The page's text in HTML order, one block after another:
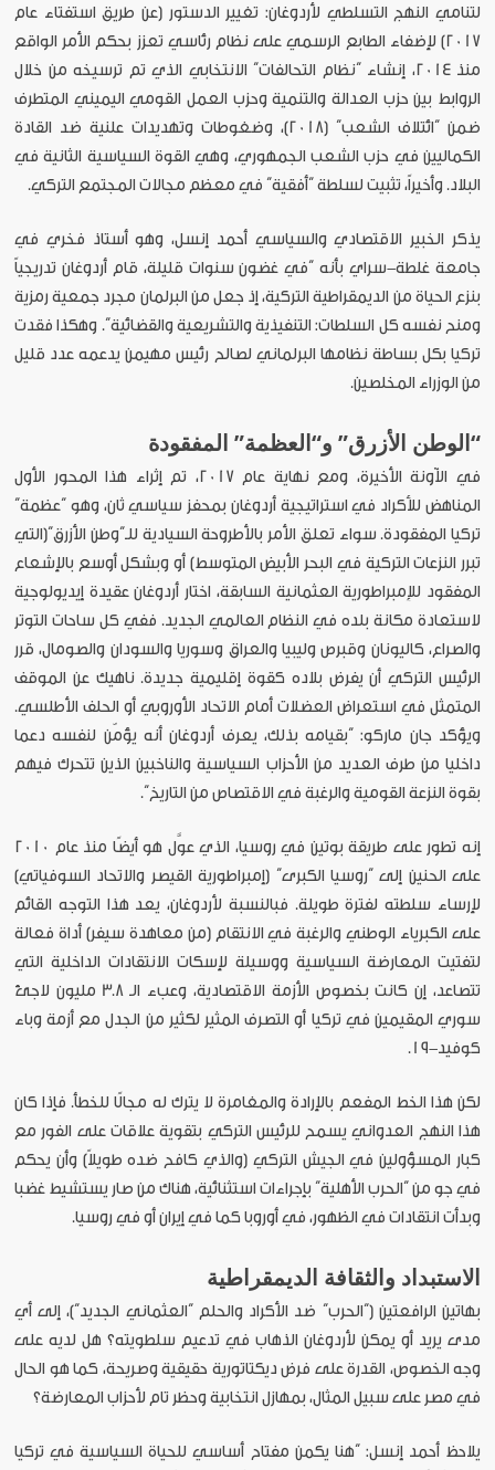
لتنامي النهج التسلطي لأردوغان: تغيير الدستور (عن طريق استفتاء عام
2017) لإضفاء الطابع الرسمي على نظام رئاسي تعزز بحكم الأمر الواقع
منذ 2014، إنشاء “نظام التحالفات” الانتخابي الذي تم ترسيخه من خلال
الروابط بين حزب العدالة والتنمية وحزب العمل القومي اليميني المتطرف
ضمن “ائتلاف الشعب” (2018)، وضغوطات وتهديدات علنية ضد القادة
الكماليين في حزب الشعب الجمهوري، وهي القوة السياسية الثانية في
البلاد. وأخيراً، تثبيت لسلطة “أفقية” في معظم مجالات المجتمع التركي.
يذكر الخبير الاقتصادي والسياسي أحمد إنسل، وهو أستاذ فخري في
جامعة غلطة-سراي بأنه “في غضون سنوات قليلة، قام أردوغان تدريجياً
بنزع الحياة من الديمقراطية التركية، إذ جعل من البرلمان مجرد جمعية رمزية
ومنح نفسه كل السلطات: التنفيذية والتشريعية والقضائية”. وهكذا فقدت
تركيا بكل بساطة نظامها البرلماني لصالح رئيس مهيمن يدعمه عدد قليل
من الوزراء المخلصين.
“الوطن الأزرق” و“العظمة” المفقودة
في الآونة الأخيرة، ومع نهاية عام 2017، تم إثراء هذا المحور الأول
المناهض للأكراد في استراتيجية أردوغان بمحفز سياسي ثان، وهو “عظمة”
تركيا المفقودة. سواء تعلق الأمر بالأطروحة السيادية للـ“وطن الأزرق”(التي
تبرر النزعات التركية في البحر الأبيض المتوسط) أو وبشكل أوسع بالإشعاع
المفقود للإمبراطورية العثمانية السابقة، اختار أردوغان عقيدة إيديولوجية
لاستعادة مكانة بلده في النظام العالمي الجديد. ففي كل ساحات التوتر
والصراع، كاليونان وقبرص وليبيا والعراق وسوريا والسودان والصومال، قرر
الرئيس التركي أن يفرض بلاده كقوة إقليمية جديدة. ناهيك عن الموقف
المتمثل في استعراض العضلات أمام الاتحاد الأوروبي أو الحلف الأطلسي.
ويؤكد جان ماركو: “بقيامه بذلك، يعرف أردوغان أنه يؤمّن لنفسه دعما
داخليا من طرف العديد من الأحزاب السياسية والناخبين الذين تتحرك فيهم
بقوة النزعة القومية والرغبة في الاقتصاص من التاريخ”.
إنه تطور على طريقة بوتين في روسيا، الذي عوَّل هو أيضًا منذ عام 2010
على الحنين إلى “روسيا الكبرى” (إمبراطورية القيصر والاتحاد السوفياتي)
لإرساء سلطته لفترة طويلة. فبالنسبة لأردوغان، يعد هذا التوجه القائم
على الكبرياء الوطني والرغبة في الانتقام (من معاهدة سيفر) أداة فعالة
لتفتيت المعارضة السياسية ووسيلة لإسكات الانتقادات الداخلية التي
تتصاعد، إن كانت بخصوص الأزمة الاقتصادية، وعبء الـ 3.8 مليون لاجئ
سوري المقيمين في تركيا أو التصرف المثير لكثير من الجدل مع أزمة وباء
كوفيد-19.
لكن هذا الخط المفعم بالإرادة والمغامرة لا يترك له مجالًا للخطأ. فإذا كان
هذا النهج العدواني يسمح للرئيس التركي بتقوية علاقات على الفور مع
كبار المسؤولين في الجيش التركي (والذي كافح ضده طويلاً) وأن يحكم
في جو من “الحرب الأهلية” بإجراءات استثنائية، هناك من صار يستشيط غضبا
وبدأت انتقادات في الظهور، في أوروبا كما في إيران أو في روسيا.
الاستبداد والثقافة الديمقراطية
بهاتين الرافعتين (“الحرب” ضد الأكراد والحلم “العثماني الجديد”)، إلى أي
مدى يريد أو يمكن لأردوغان الذهاب في تدعيم سلطويته؟ هل لديه على
وجه الخصوص، القدرة على فرض ديكتاتورية حقيقية وصريحة، كما هو الحال
في مصر على سبيل المثال، بمهازل انتخابية وحظر تام لأحزاب المعارضة؟
يلاحظ أحمد إنسل: “هنا يكمن مفتاح أساسي للحياة السياسية في تركيا